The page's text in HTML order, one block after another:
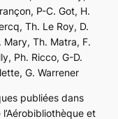
P-C. Got, H.
Th. Le Roy, D.
Mary, Th. Matra, F.
Ph. Ricco, G-D.
G. Warrener
publiées dans
et